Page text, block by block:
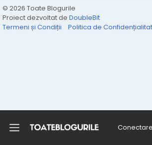
Conectare
© 2026 Toate Blogurile
Proiect dezvoltat de DoubleBit
Termeni și Condiții
Politica de